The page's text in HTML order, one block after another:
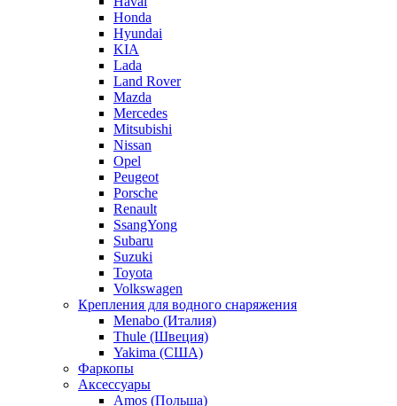
Honda
Hyundai
KIA
Lada
Land Rover
Mazda
Mercedes
Mitsubishi
Nissan
Opel
Peugeot
Porsche
Renault
SsangYong
Subaru
Suzuki
Toyota
Volkswagen
Крепления для водного снаряжения
Menabo (Италия)
Thule (Швеция)
Yakima (США)
Фаркопы
Аксессуары
Amos (Польша)